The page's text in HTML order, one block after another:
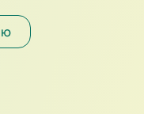
виглядали
шлях до воріт Романа